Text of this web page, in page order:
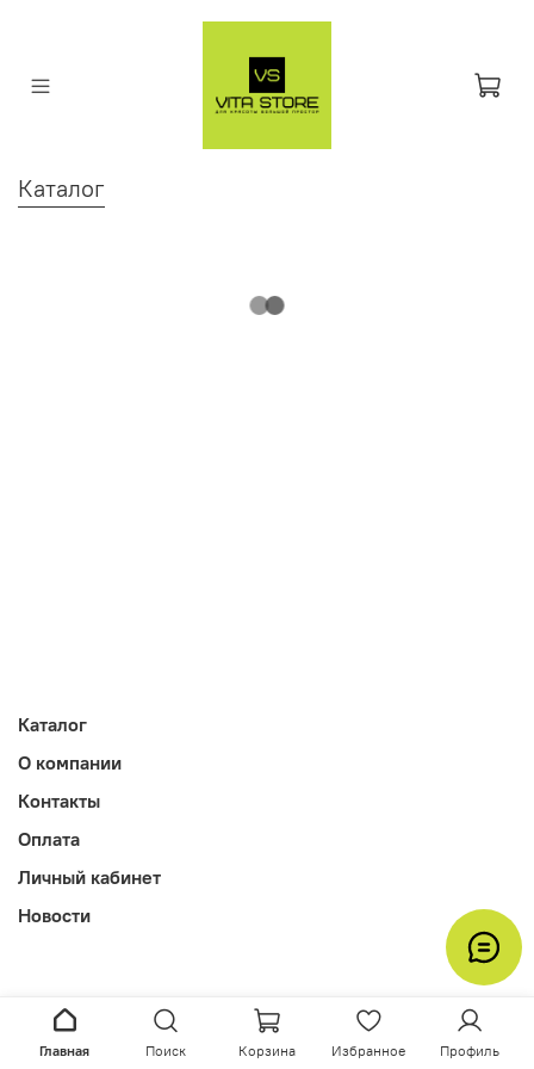
Каталог
Каталог
О компании
Контакты
Оплата
Личный кабинет
Новости
Главная Поиск Корзина Избранное Профиль